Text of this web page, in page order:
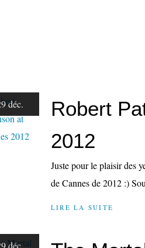
déc.
Robert
2012
Juste pour le plaisir des
de Cannes de 2012 :)
LIRE LA SUITE
déc.